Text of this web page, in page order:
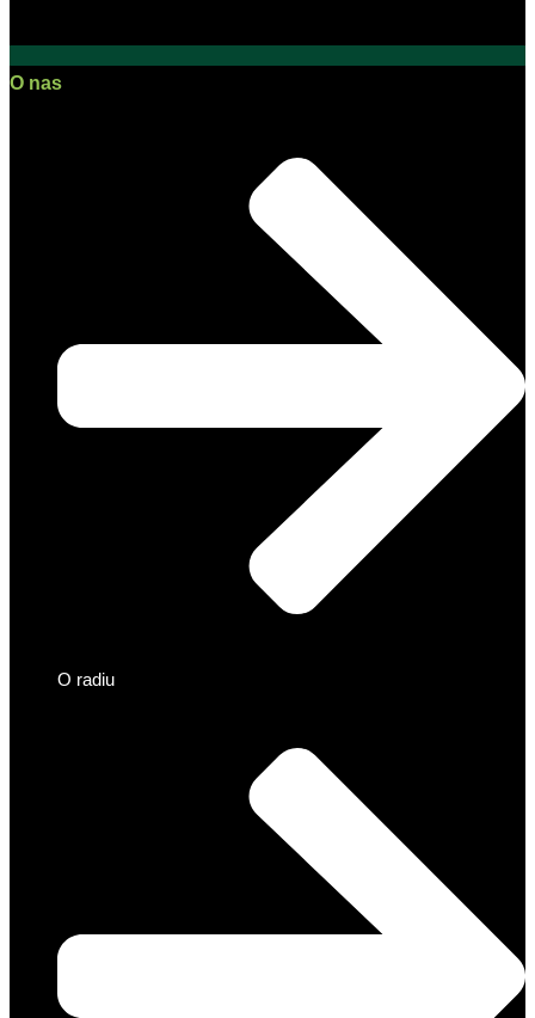
O nas
O radiu